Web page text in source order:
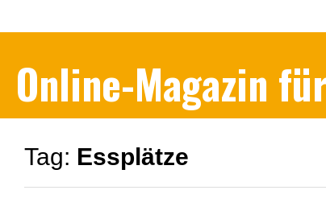
Online-Magazin
Tag: Essplätze